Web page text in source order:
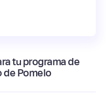
tu programa de
de Pomelo